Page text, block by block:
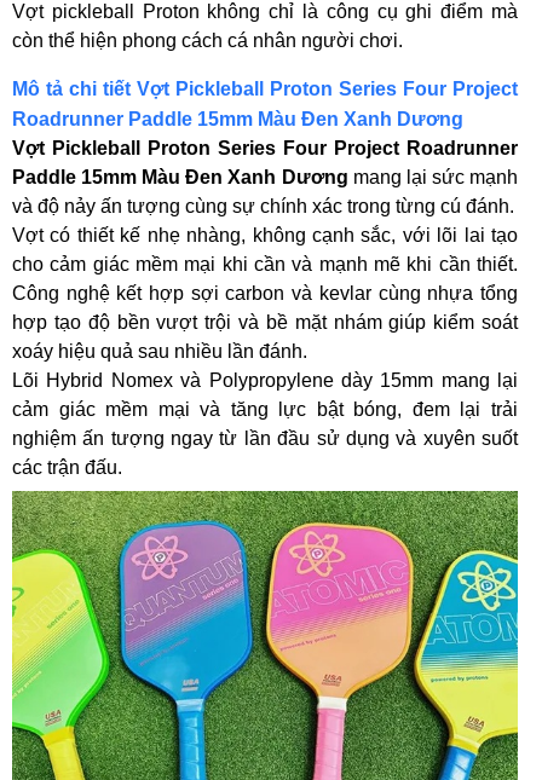
Vợt pickleball Proton không chỉ là công cụ ghi điểm mà
còn thể hiện phong cách cá nhân người chơi.
Mô tả chi tiết Vợt Pickleball Proton Series Four Project
Roadrunner Paddle 15mm Màu Đen Xanh Dương
Vợt Pickleball Proton Series Four Project Roadrunner
Paddle 15mm Màu Đen Xanh Dương mang lại sức mạnh
và độ nảy ấn tượng cùng sự chính xác trong từng cú đánh.
Vợt có thiết kế nhẹ nhàng, không cạnh sắc, với lõi lai tạo
cho cảm giác mềm mại khi cần và mạnh mẽ khi cần thiết.
Công nghệ kết hợp sợi carbon và kevlar cùng nhựa tổng
hợp tạo độ bền vượt trội và bề mặt nhám giúp kiểm soát
xoáy hiệu quả sau nhiều lần đánh.
Lõi Hybrid Nomex và Polypropylene dày 15mm mang lại
cảm giác mềm mại và tăng lực bật bóng, đem lại trải
nghiệm ấn tượng ngay từ lần đầu sử dụng và xuyên suốt
các trận đấu.